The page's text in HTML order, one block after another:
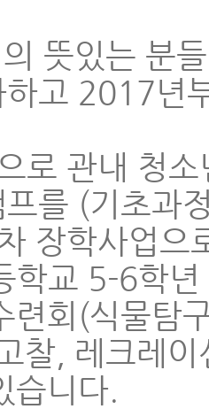
뜻있는 분
고 2017년
로 관내 청
를 (기초과
장학사업으
학교 5-6학
련회(식물탐
찰, 레크레
습니다.